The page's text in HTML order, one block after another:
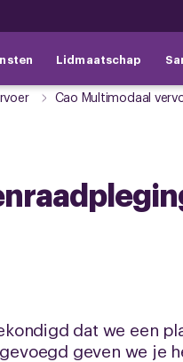
Lidmaatschap
Cao Multimodaal
dat we een
geven we je